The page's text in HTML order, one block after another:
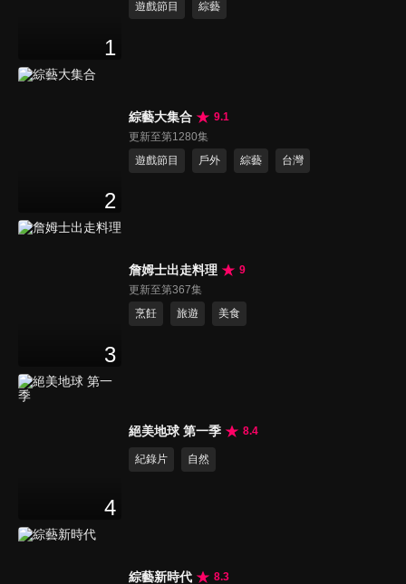
1
遊戲節目
綜藝
2
綜藝大集合
9.1
更新至第1280集
遊戲節目
戶外 綜藝 台灣
3
詹姆士出走料理
9
更新至第367集
烹飪
旅遊 美食
4
絕美地球 第一季 8.4
紀錄片 自然
綜藝新時代
8.3